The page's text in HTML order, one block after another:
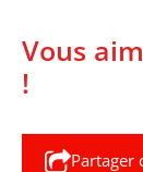
Vous
!
Partager